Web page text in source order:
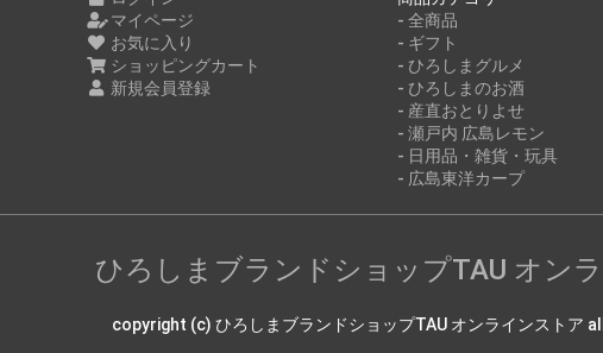
マイページ
お気に入り
ショッピングカート
新規会員登録
- 全商品
- ギフト
- ひろしまグルメ
- ひろしまのお酒
- 産直おとりよせ
- 瀬戸内 広島レモン
- 日用品・雑貨・玩具
- 広島東洋カープ
ひろしまブランドショップTAU オン
copyright (c) ひろしまブランドショップTAU オンラインストア